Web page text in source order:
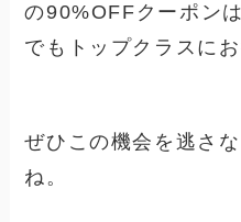
の90%OFFクーポン
でもトップクラスに
ぜひこの機会を逃さ
ね。